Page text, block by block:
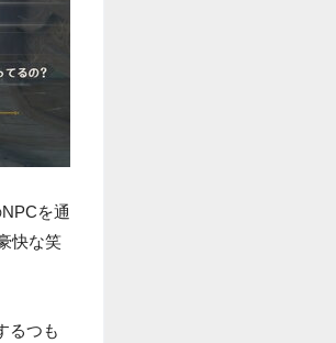
を通
快な笑
るつも